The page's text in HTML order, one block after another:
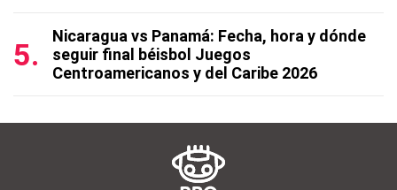
Nicaragua vs Panamá: Fecha, hora y dónde
seguir final béisbol Juegos
Centroamericanos y del Caribe 2026